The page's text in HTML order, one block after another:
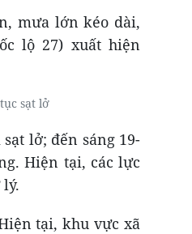
mưa lớn kéo dài,
lộ 27) xuất hiện
sạt lở
lở; đến sáng 19-
Hiện tại, các lực
tại, khu vực xã